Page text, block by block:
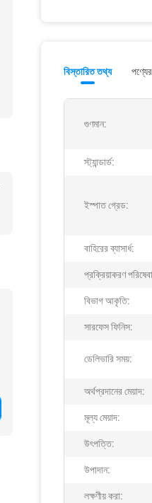
বিস্তারিত তথ্য পণ্যের
গুণমান:
স্ট্যান্ডার্ড:
ইস্পাত গ্রেড:
বাহিরের ব্যাসার্ধ:
প্রক্রিয়াকরণ
বিভাগ আকৃতি:
সারফেস ফিনিস:
ডেলিভারি সময়:
অর্থপ্রদানের মেয়াদ:
মূল্য মেয়াদ:
উৎপত্তি:
উপাদান:
লক্ষণীয় করা: